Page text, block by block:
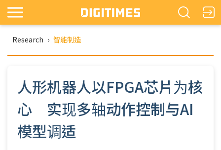
Research › 智能制造
人形机器人以FPGA芯片为核
心 实现多轴动作控制与AI
模型调适